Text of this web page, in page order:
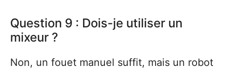
Question 9 : Dois-je utiliser un
mixeur ?
Non, un fouet manuel suffit, mais un robot